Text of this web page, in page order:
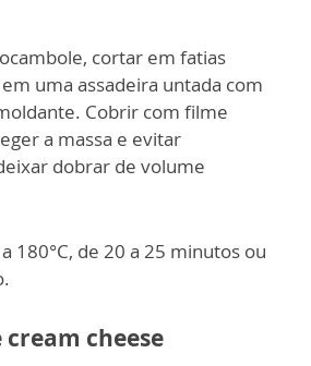
cortar em fatias
uma assadeira untada com
Cobrir com filme
a massa e evitar
dobrar de volume
180°C, de 20 a 25 minutos ou
cheese